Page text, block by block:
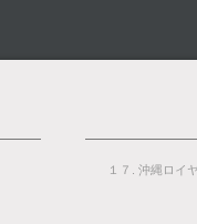
１７. 沖縄ロイ